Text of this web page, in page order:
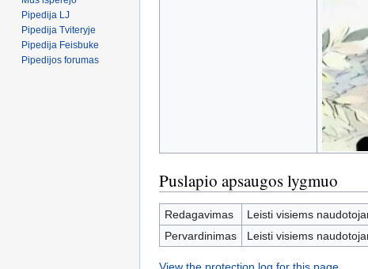
Puslapio apsaugos lygmuo
Redagavimas
Leisti visiems
Pervardinimas
Leisti visiems
Pipedija LJ
Pipedija Tviteryje
Pipedija Feisbuke
Pipedijos forumas